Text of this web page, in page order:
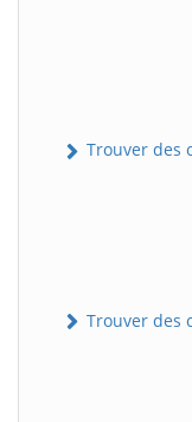
Trouver des
Trouver des